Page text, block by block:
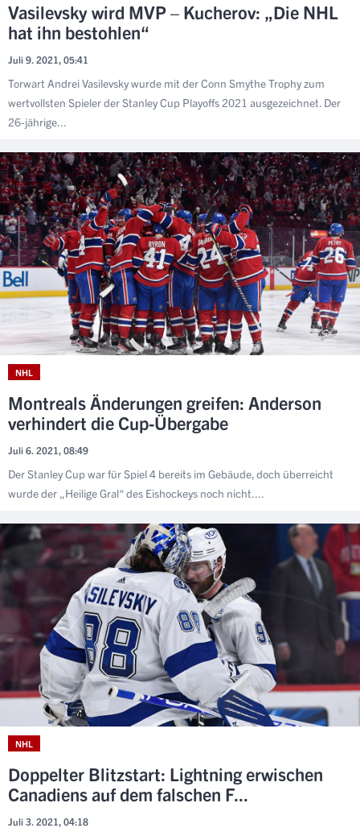
Vasilevsky wird MVP – Kucherov: „Die NHL
hat ihn bestohlen“
Juli 9. 2021, 05:41
Torwart Andrei Vasilevsky wurde mit der Conn Smythe Trophy zum
wertvollsten Spieler der Stanley Cup Playoffs 2021 ausgezeichnet. Der
26-jährige...
NHL
Montreals Änderungen greifen: Anderson
verhindert die Cup-Übergabe
Juli 6. 2021, 08:49
Der Stanley Cup war für Spiel 4 bereits im Gebäude, doch überreicht
wurde der „Heilige Gral“ des Eishockeys noch nicht....
NHL
Doppelter Blitzstart: Lightning erwischen
Canadiens auf dem falschen F...
Juli 3. 2021, 04:18